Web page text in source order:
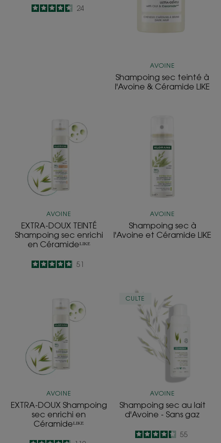
4.6
/
5
24
AVOINE
Shampoing sec teinté à
l'Avoine & Céramide LIKE
DOUX
TEINTÉ
Shampoing
sec
enrichi
en
AVOINE
EXTRA-DOUX TEINTÉ
Shampoing sec enrichi
en Céramideᴸᴵᴷᴱ
4.9
/
5
51
sec
à
l'Avoine
et
LIKE
AVOINE
Shampoing sec à
l'Avoine et Céramide LIKE
DOUX
Shampoing
sec
enrichi
en
Céramideᴸᴵᴷᴱ
AVOINE
EXTRA-DOUX Shampoing
sec enrichi en
Céramideᴸᴵᴷᴱ
sec
au
lait
d'Avoine
-
Sans
gaz
CULTE
AVOINE
Shampoing sec au lait
d'Avoine - Sans gaz
4.4
/
5
55